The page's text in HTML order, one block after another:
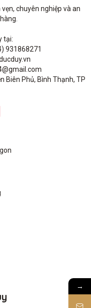
chuyên nghiệp và an
tại:
931868271
Biên Phủ, Bình Thạnh, TP
→